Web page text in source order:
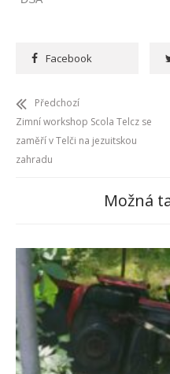
Facebook
Předchozí
Zimní workshop Scola Telcz se
zaměří v Telči na jezuitskou
zahradu
Možná